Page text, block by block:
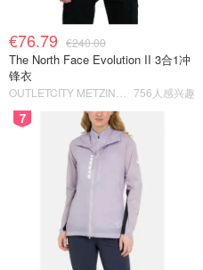
€76.79 €240.00
The North Face Evolution II 3合1冲
锋衣
756人感兴趣
7